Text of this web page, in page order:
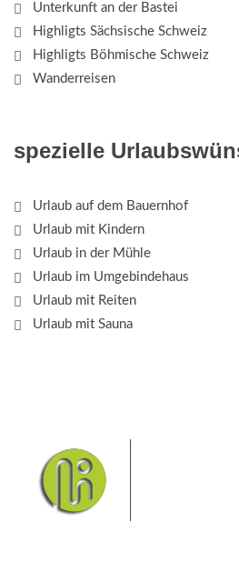
Unterkunft an der Bastei
Highligts Sächsische Schweiz
Highligts Böhmische Schweiz
Wanderreisen
spezielle
Urlaub auf dem Bauernhof
Urlaub mit Kindern
Urlaub in der Mühle
Urlaub im Umgebindehaus
Urlaub mit Reiten
Urlaub mit Sauna